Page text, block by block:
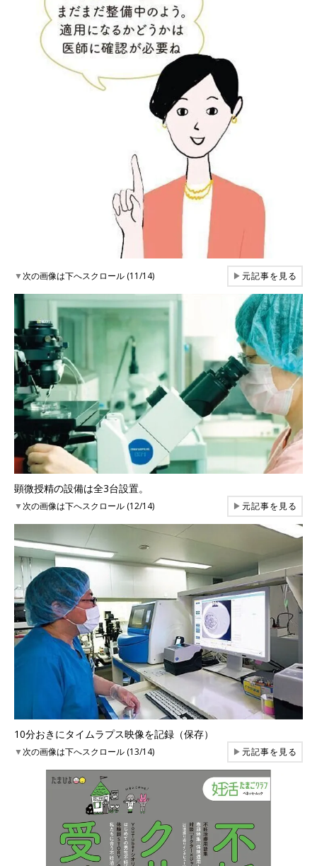
▼次の画像は下へスクロール (11/14) ▶元記事を見る
顕微授精の設備は全3台設置。
▼次の画像は下へスクロール (12/14) ▶元記事を見る
10分おきにタイムラプス映像を記録（保存）
▼次の画像は下へスクロール (13/14) ▶元記事を見る